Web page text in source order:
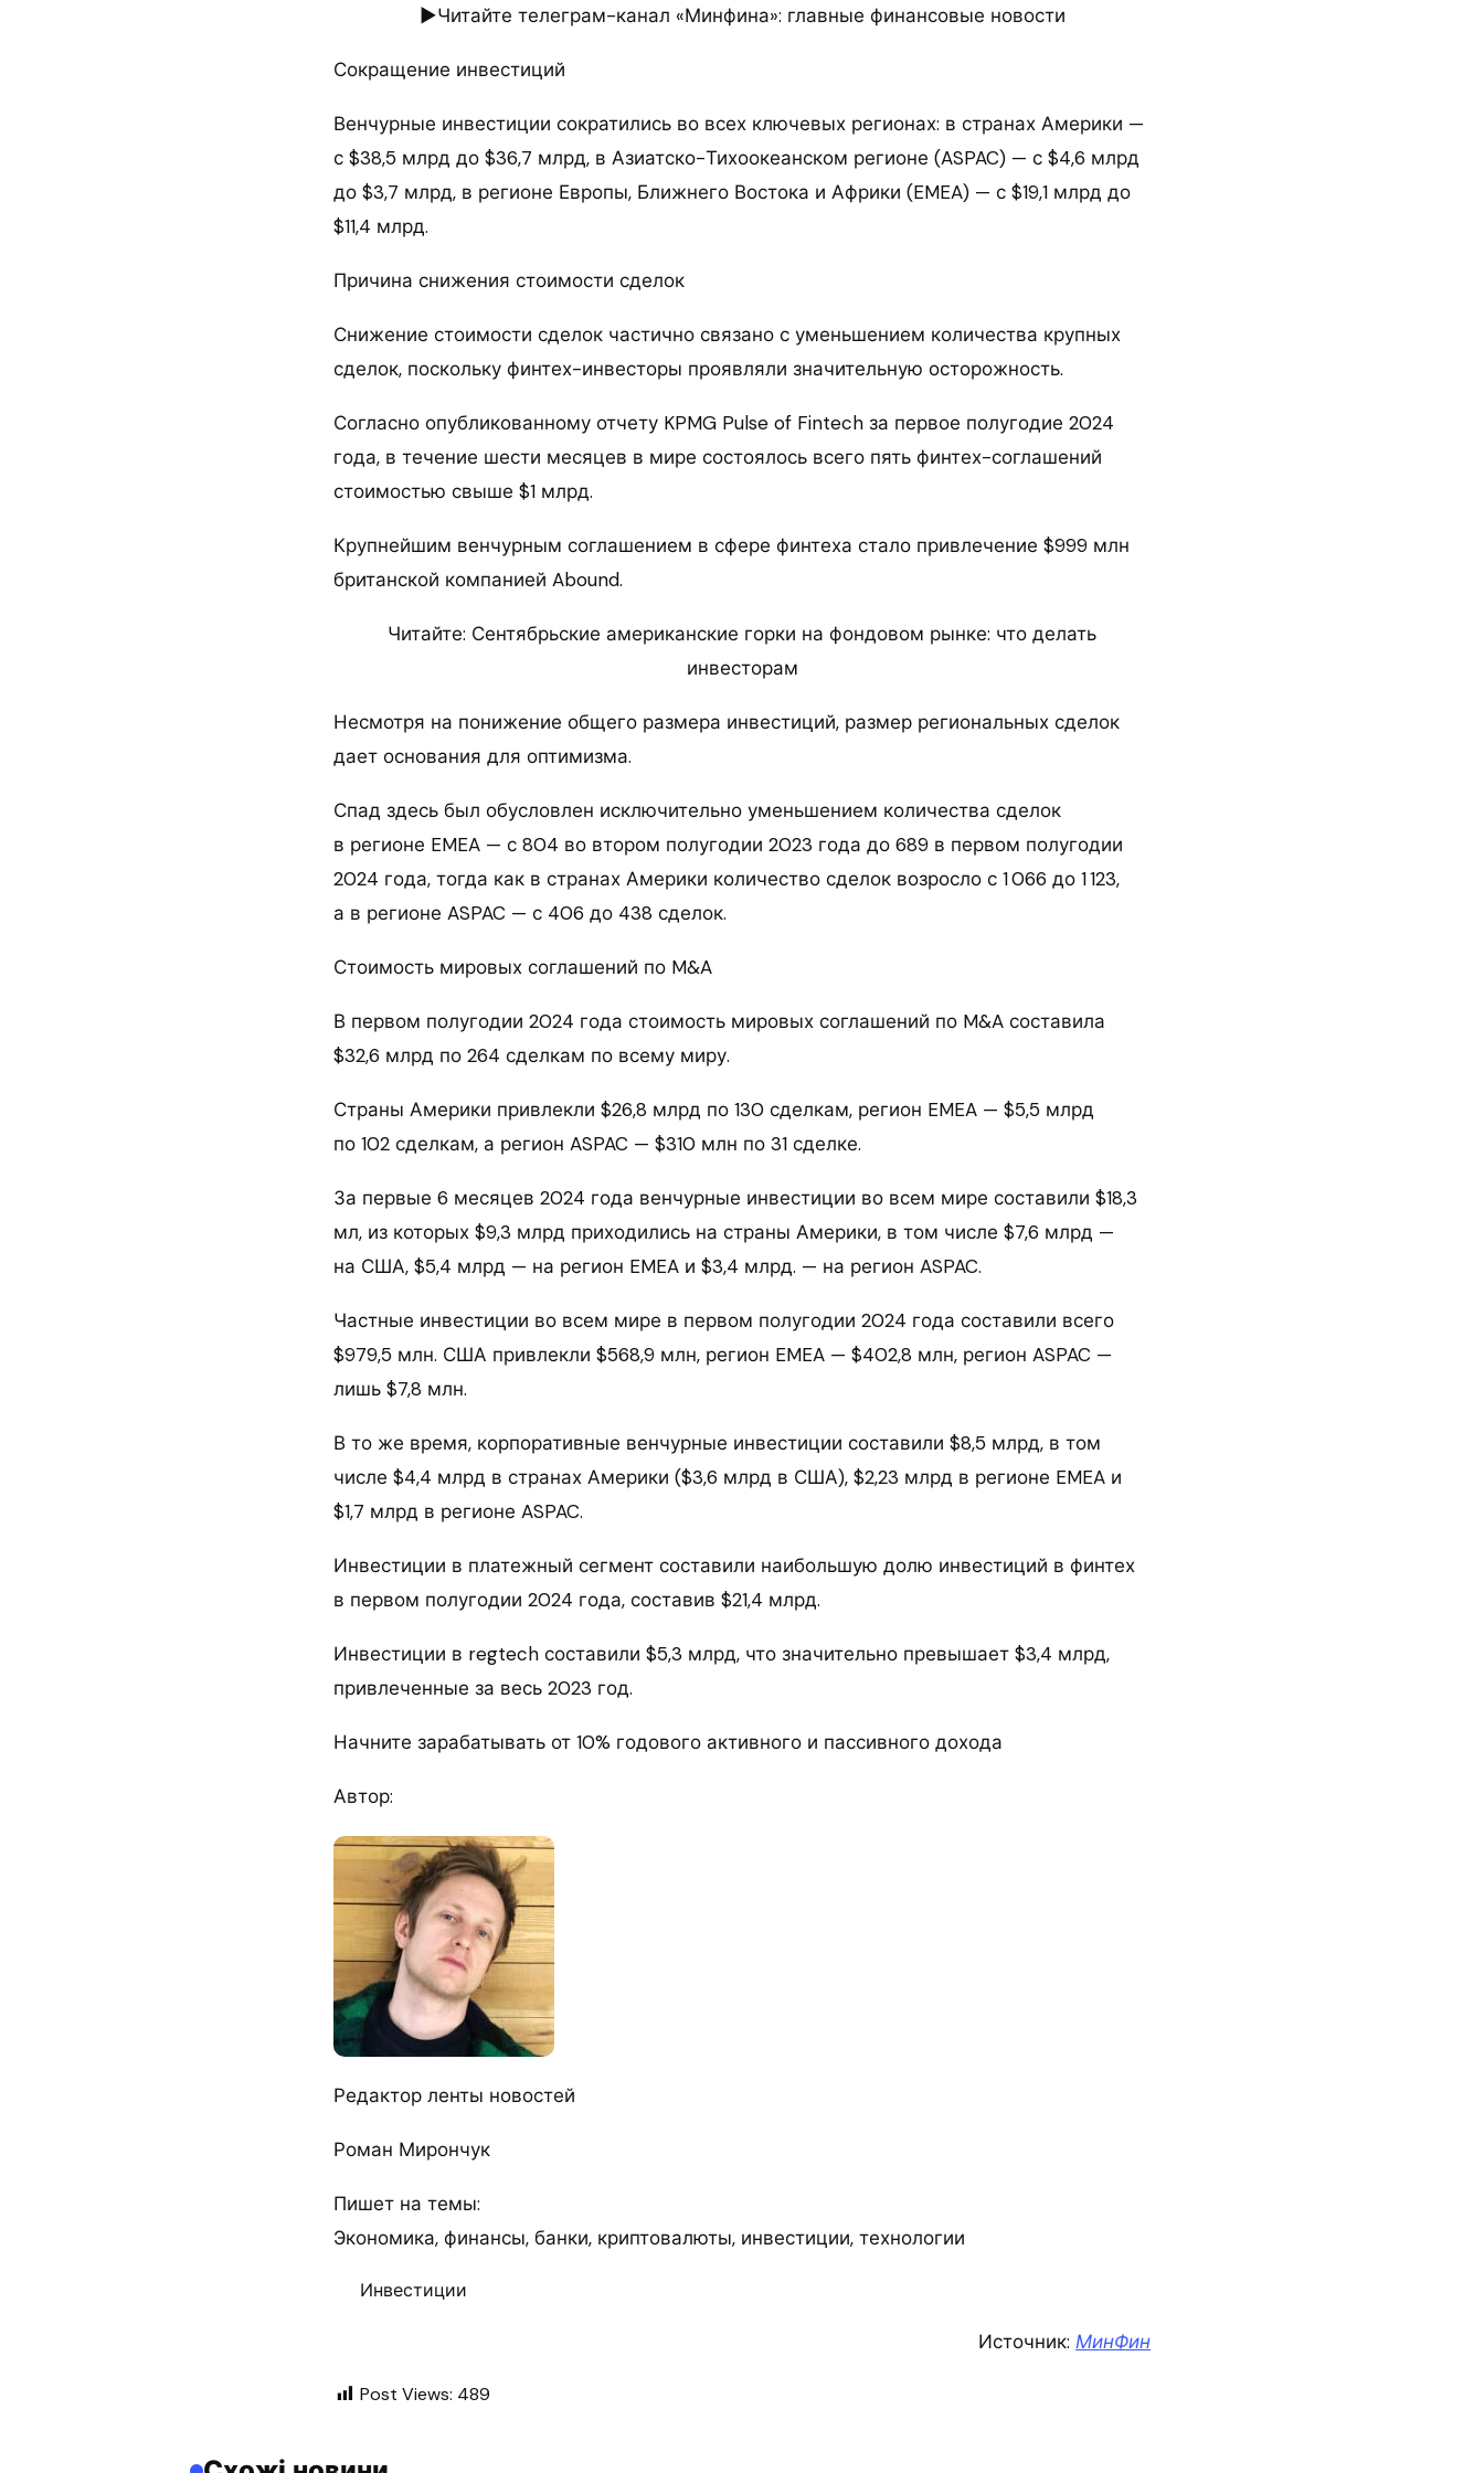
►Читайте телеграм-канал «Минфина»: главные финансовые новости
Сокращение инвестиций
Венчурные инвестиции сократились во всех ключевых регионах: в странах Америки —
с $38,5 млрд до $36,7 млрд, в Азиатско-Тихоокеанском регионе (ASPAC) — с $4,6 млрд
до $3,7 млрд, в регионе Европы, Ближнего Востока и Африки (EMEA) — с $19,1 млрд до
$11,4 млрд.
Причина снижения стоимости сделок
Снижение стоимости сделок частично связано с уменьшением количества крупных
сделок, поскольку финтех-инвесторы проявляли значительную осторожность.
Согласно опубликованному отчету KPMG Pulse of Fintech за первое полугодие 2024
года, в течение шести месяцев в мире состоялось всего пять финтех-соглашений
стоимостью свыше $1 млрд.
Крупнейшим венчурным соглашением в сфере финтеха стало привлечение $999 млн
британской компанией Abound.
Читайте: Сентябрьские американские горки на фондовом рынке: что делать
инвесторам
Несмотря на понижение общего размера инвестиций, размер региональных сделок
дает основания для оптимизма.
Спад здесь был обусловлен исключительно уменьшением количества сделок
в регионе EMEA — с 804 во втором полугодии 2023 года до 689 в первом полугодии
2024 года, тогда как в странах Америки количество сделок возросло с 1 066 до 1 123,
а в регионе ASPAC — с 406 до 438 сделок.
Стоимость мировых соглашений по M&A
В первом полугодии 2024 года стоимость мировых соглашений по M&A составила
$32,6 млрд по 264 сделкам по всему миру.
Страны Америки привлекли $26,8 млрд по 130 сделкам, регион EMEA — $5,5 млрд
по 102 сделкам, а регион ASPAC — $310 млн по 31 сделке.
За первые 6 месяцев 2024 года венчурные инвестиции во всем мире составили $18,3
мл, из которых $9,3 млрд приходились на страны Америки, в том числе $7,6 млрд —
на США, $5,4 млрд — на регион EMEA и $3,4 млрд. — на регион ASPAC.
Частные инвестиции во всем мире в первом полугодии 2024 года составили всего
$979,5 млн. США привлекли $568,9 млн, регион EMEA — $402,8 млн, регион ASPAC —
лишь $7,8 млн.
В то же время, корпоративные венчурные инвестиции составили $8,5 млрд, в том
числе $4,4 млрд в странах Америки ($3,6 млрд в США), $2,23 млрд в регионе EMEA и
$1,7 млрд в регионе ASPAC.
Инвестиции в платежный сегмент составили наибольшую долю инвестиций в финтех
в первом полугодии 2024 года, составив $21,4 млрд.
Инвестиции в regtech составили $5,3 млрд, что значительно превышает $3,4 млрд,
привлеченные за весь 2023 год.
Начните зарабатывать от 10% годового активного и пассивного дохода
Автор:
Редактор ленты новостей
Роман Мирончук
Пишет на темы:
Экономика, финансы, банки, криптовалюты, инвестиции, технологии
Инвестиции
Источник: МинФин
Post Views: 489